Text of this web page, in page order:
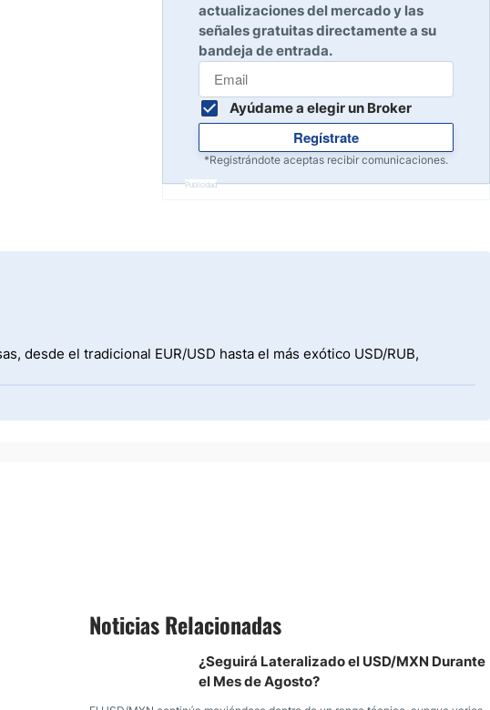
actualizaciones del mercado y las
señales gratuitas directamente a su
bandeja de entrada.
Ayúdame a elegir un Broker
Regístrate
*Registrándote aceptas recibir comunicaciones.
Publicidad
desde el tradicional EUR/USD hasta el más exótico USD/RUB,
Noticias Relacionadas
¿Seguirá Lateralizado el USD/MXN Durante
el Mes de Agosto?